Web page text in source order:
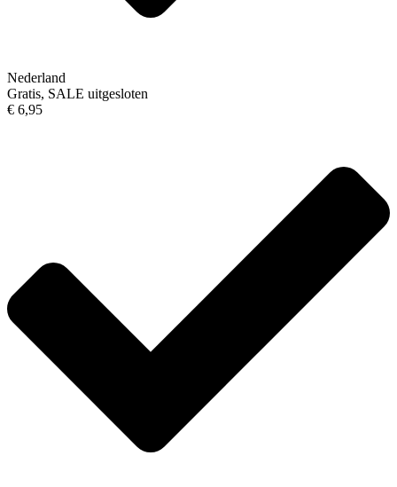
Nederland
Gratis, SALE uitgesloten
€ 6,95